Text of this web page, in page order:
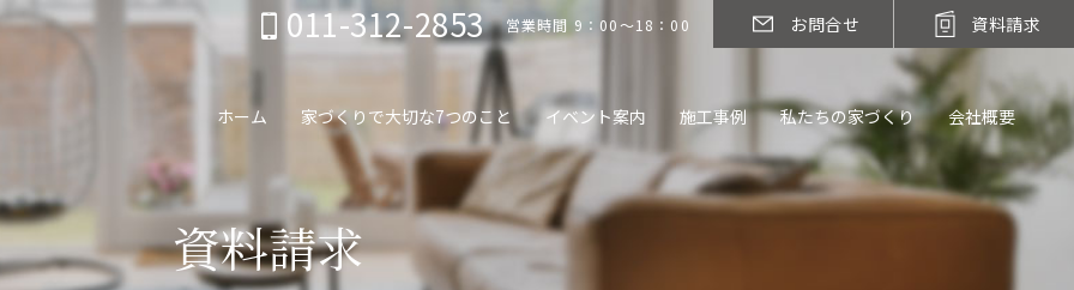
資料請求
ホーム 家づくりで大切な7つのこと イベント案内 施工事例 私たちの家づくり 会社概要
011-312-2853 営業時間 9：00～18：00 お問合せ 資料請求